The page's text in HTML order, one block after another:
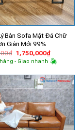
Bàn Sofa Mặt Đá Chữ
Giản Mới 99%
₫ Giá
gốc
là:
1,750,000₫Giá
hiện
tại
- Giao nhanh